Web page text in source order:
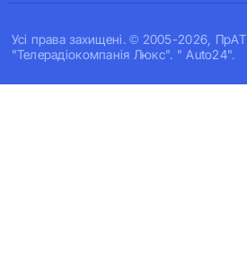
Усi права захищенi. © 2005-2026, ПрАТ
"Телерадіокомпанія Люкс". " Auto24".